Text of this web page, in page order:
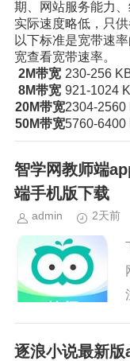
期、网站服务能力
实际速度略低，只供
以下标准是宽带速
宽查看宽带速率。
2M带宽 230-256
8M带宽 921-1024
20M带宽2304-2560
50M带宽5760-6400
智学网教师端
端手机版下载
admin 2天前
逐浪小说最新